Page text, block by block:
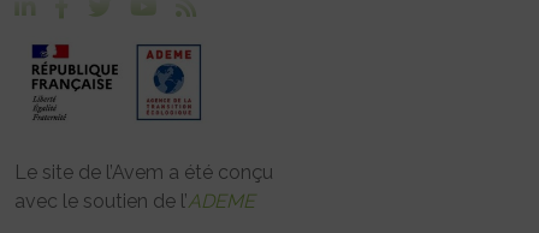
Le site de l’Avem a été conçu
avec le soutien de l’ADEME